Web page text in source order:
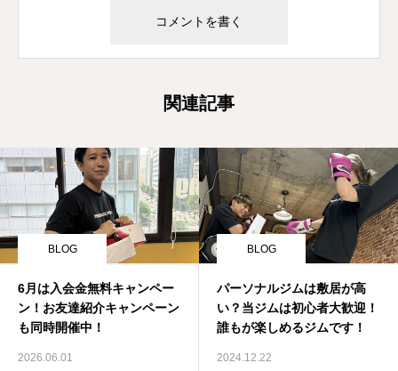
関連記事
BLOG
6月は入会金無料キャンペー
ン！お友達紹介キャンペーン
も同時開催中！
2026.06.01
BLOG
パーソナルジムは敷居が高
い？当ジムは初心者大歓迎！
誰もが楽しめるジムです！
2024.12.22